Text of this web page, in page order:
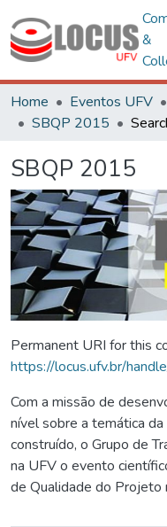
&
Home Eventos UFV
SBQP 2015
SBQP 2015
Permanent URI for this
https://locus.ufv.br/
Com a missão de
nível sobre a temática
construído, o Grupo de
na UFV o evento
de Qualidade do Projeto